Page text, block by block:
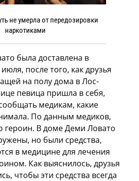
не умерла от передозировки
наркотиками
была доставлена в
после того, как друзья
на полу дома в Лос-
певица пришла в себя,
медикам, какие
По данным медиков,
героин. В доме Деми Ловато
но были средства,
в медицине для лечения
Как выяснилось, друзья
чтобы эти средства всегда